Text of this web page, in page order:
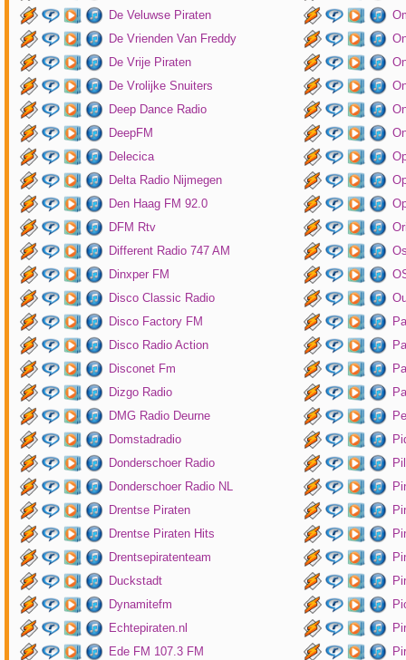
De Veluwse Piraten
De Vrienden Van Freddy
De Vrije Piraten
De Vrolijke Snuiters
Deep Dance Radio
DeepFM
Delecica
Delta Radio Nijmegen
Den Haag FM 92.0
DFM Rtv
Different Radio 747 AM
Dinxper FM
Disco Classic Radio
Disco Factory FM
Disco Radio Action
Disconet Fm
Dizgo Radio
DMG Radio Deurne
Domstadradio
Donderschoer Radio
Donderschoer Radio NL
Drentse Piraten
Drentse Piraten Hits
Drentsepiratenteam
Duckstadt
Dynamitefm
Echtepiraten.nl
Ede FM 107.3 FM